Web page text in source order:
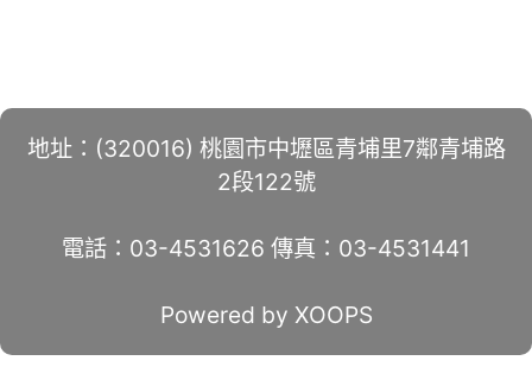
地址：(320016) 桃園市中壢區青埔里7鄰青埔路
2段122號
電話：03-4531626 傳真：03-4531441
Powered by XOOPS